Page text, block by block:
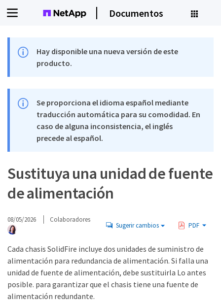
Documentos
Hay disponible una nueva versión de este
producto.
Se proporciona el idioma español mediante
traducción automática para su comodidad. En
caso de alguna inconsistencia, el inglés
precede al español.
Sustituya una unidad de fuente
de alimentación
08/05/2026 Colaboradores
Sugerir cambios PDF
Cada chasis SolidFire incluye dos unidades de suministro de
alimentación para redundancia de alimentación. Si falla una
unidad de fuente de alimentación, debe sustituirla Lo antes
posible. para garantizar que el chasis tiene una fuente de
alimentación redundante.